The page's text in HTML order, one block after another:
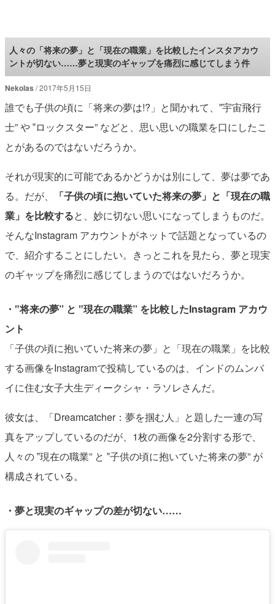
ロケットニュース24
人々の「将来の夢」と「現在の職業」を比較したインスタアカウ
ントが切ない……夢と現実のギャップを痛烈に感じてしまう件
Nekolas 2017年5月15日
誰でも子供の頃に「将来の夢は!?」と聞かれて、‟宇宙飛行
士” や ‟ロックスター” などと、思い思いの職業を口にしたこ
とがあるのではないだろうか。
それが現実的に可能であるかどうかは別にして、夢は夢であ
る。だが、
「子供の頃に抱いていた将来の夢」と「現在の職
業」を比較すると、妙に切ない思いになってしまうものだ。
そんなInstagram アカウントがネットで話題となっているの
で、紹介することにしたい。きっとこれを見たら、夢と現実
のギャップを痛烈に感じてしまうのではないだろうか。
・‟将来の夢” と ‟現在の職業” を比較したInstagram アカウ
ント
「子供の頃に抱いていた将来の夢」と「現在の職業」を比較
する画像をInstagramで投稿しているのは、インドのムンバ
イに住む女子大生ディークシャ・ラソレさんだ。
彼女は、「Dreamcatcher：夢を掴む人」と題した一連の写
真をアップしているのだが、1枚の画像を2分割する形で、
人々の ‟現在の職業” と ‟子供の頃に抱いていた将来の夢” が
構成されている。
・夢と現実のギャップの差が切ない……